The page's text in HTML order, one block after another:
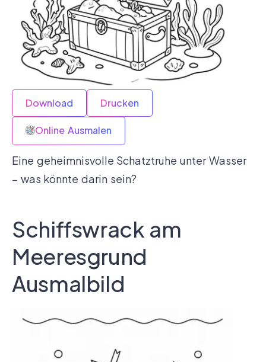
Download Drucken
Online Ausmalen
Eine geheimnisvolle Schatztruhe unter Wasser
– was könnte darin sein?
Schiffswrack am
Meeresgrund
Ausmalbild